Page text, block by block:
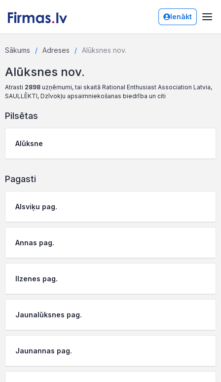
Ienākt
Sākums Adreses Alūksnes nov.
Alūksnes nov.
Atrasti 2898 uzņēmumi, tai skaitā Rational Enthusiast Association Latvia,
SAULLĒKTI, Dzīvokļu apsaimniekošanas biedrība un citi
Pilsētas
Alūksne
Pagasti
Alsviķu pag.
Annas pag.
Ilzenes pag.
Jaunalūksnes pag.
Jaunannas pag.